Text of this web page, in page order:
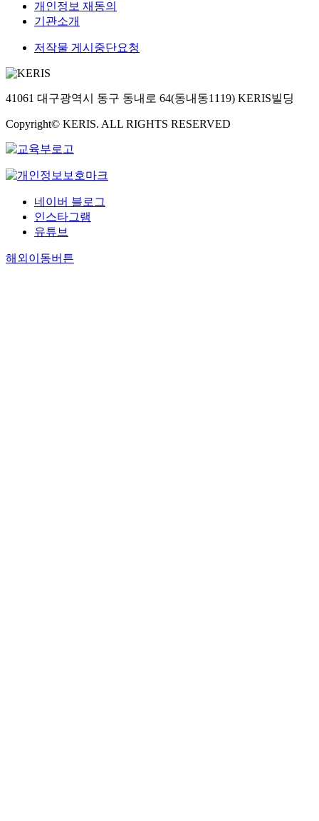
개인정보 재동의
기관소개
저작물 게시중단요청
41061 대구광역시 동구 동내로 64(동내동1119) KERIS빌딩
Copyright© KERIS. ALL RIGHTS RESERVED
네이버 블로그
인스타그램
유튜브
해외이동버튼